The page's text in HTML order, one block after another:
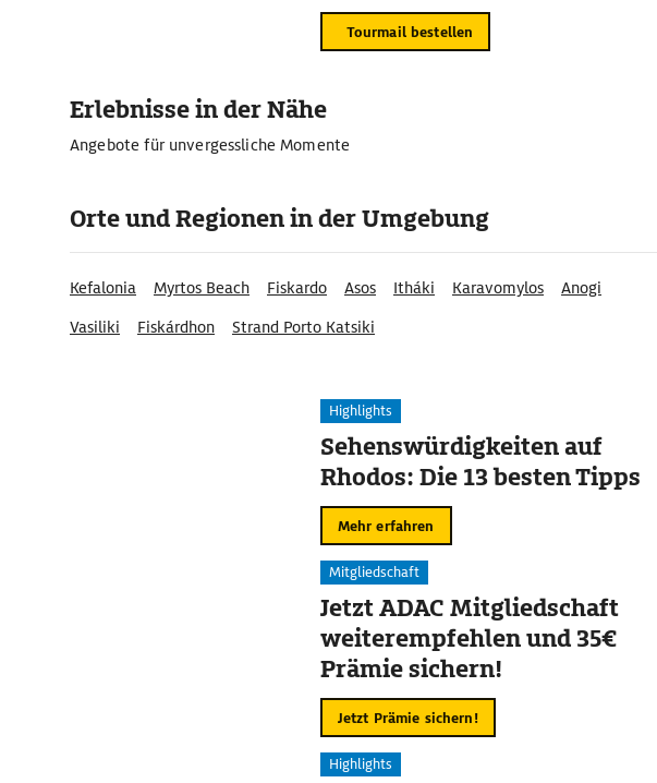
Tourmail bestellen
Erlebnisse in der Nähe
Angebote für unvergessliche Momente
Orte und Regionen in der Umgebung
Kefalonia Myrtos Beach Fiskardo Asos Itháki Karavomylos
Anogi
Vasiliki
Fiskárdhon Strand Porto Katsiki
Highlights
Sehenswürdigkeiten auf
Rhodos: Die 13 besten Tipps
Mehr erfahren
Mitgliedschaft
Jetzt ADAC Mitgliedschaft
weiterempfehlen und 35€
Prämie sichern!
Jetzt Prämie sichern!
Highlights